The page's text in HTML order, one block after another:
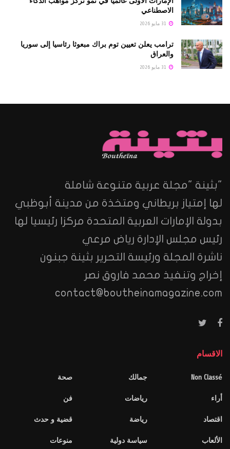
الاصطناعي
ترامب يعلن تعيين توم براك مبعوثا رئاسيا إلى سوريا
والعراق
"بثينة "مجلة عربية متنوعة شاملة
لها إمتياز بريطاني ومتخذة من مدينة أبوظبي
بدولة الإمارات العربية المتحدة مركزا رئيسيا لها
رئيس مجلس الإدارة رياض مرعي
ناشرة المجلة ورئيسة التحرير بثينة جبنون
إخراج وتنفيذ محمد فاروق نصر
contact@boutheinamagazine.com
الاقسام
Non Classé
أراء
اقتصاد
الألعاب
جمالك
رياضات
رياضة
سياسة دولية
صحة
فن
قضية و حدث
منوعات